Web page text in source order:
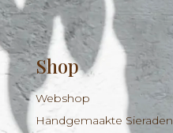
Shop
Webshop
Handgemaakte Sieraden